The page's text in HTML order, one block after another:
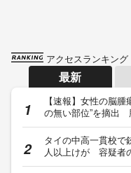
アクセスランキング
最新
【速報】女性の脳
の無い部位”を摘出
タイの中高一貫校
人以上けが 容疑者